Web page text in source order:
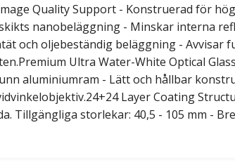
Quality Support - Konstruerad för
nanobeläggning - Minskar interna
och oljebeständig beläggning -
Ultra Water-White Optical
aluminiumram - Lätt och hållbar
Layer Coating
Tillgängliga storlekar: 40,5 - 105 mm -